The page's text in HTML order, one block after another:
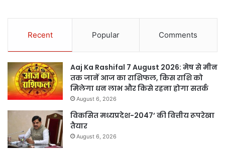
Recent Popular Comments
Aaj Ka Rashifal 7 August 2026: मेष से मीन
तक जानें आज का राशिफल, किस राशि को
मिलेगा धन लाभ और किसे रहना होगा सतर्क
August 6, 2026
विकसित मध्यप्रदेश-2047’ की वित्तीय रूपरेखा
तैयार
August 6, 2026